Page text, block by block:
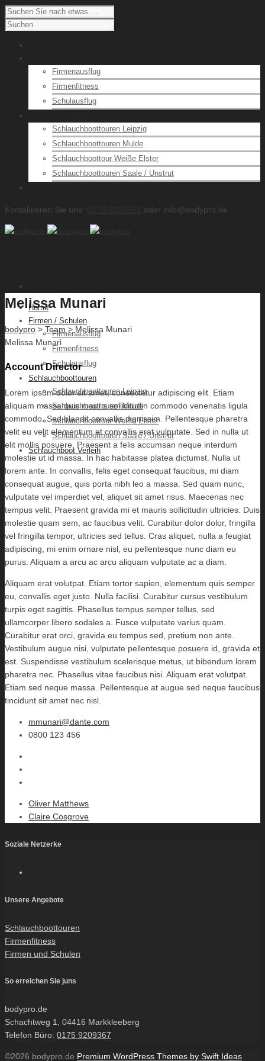
Firmenausflug
Firmenfitness
Schulausflug
Schlauchboottouren Leipzig
Schlauchboottouren Mulde
Schlauchboottour Weiße Elster
Schlauchboottouren Saale / Unstrut
Kontaktieren Sie uns: oder info@bodypro.de
Home
Firmen / Schulen
Firmenausflug
Firmenfitness
Schulausflug
Schlauchboottouren
Schlauchboottouren Leipzig
Schlauchboottouren Mulde
Schlauchboottour Weiße Elster
Schlauchboottouren Saale / Unstrut
Schlauchboot Verleih
Melissa Munari
bodypro > Team > Melissa Munari
Melissa Munari
Account Director
Lorem ipsum dolor sit amet, consectetur adipiscing elit. Etiam
aliquam massa quis mauris sollicitudin commodo venenatis ligula
commodo. Sed blandit convallis dignissim. Pellentesque pharetra
velit eu velit elementum et convallis erat vulputate. Sed in nulla ut
elit mollis posuere. Praesent a felis accumsan neque interdum
molestie ut id massa. In hac habitasse platea dictumst. Nulla ut
lorem ante. In convallis, felis eget consequat faucibus, mi diam
consequat augue, quis porta nibh leo a massa. Sed quam nunc,
vulputate vel imperdiet vel, aliquet sit amet risus. Maecenas nec
tempus velit. Praesent gravida mi et mauris sollicitudin ultricies. Duis
molestie quam sem, ac faucibus velit. Curabitur dolor dolor, fringilla
vel fringilla tempor, ultricies sed tellus. Cras aliquet, nulla a feugiat
adipiscing, mi enim ornare nisl, eu pellentesque nunc diam eu
purus. Aliquam a arcu ac arcu aliquam vulputate ac a diam.
Aliquam erat volutpat. Etiam tortor sapien, elementum quis semper
eu, convallis eget justo. Nulla facilisi. Curabitur cursus vestibulum
turpis eget sagittis. Phasellus tempus semper tellus, sed
ullamcorper libero sodales a. Fusce vulputate varius quam.
Curabitur erat orci, gravida eu tempus sed, pretium non ante.
Vestibulum augue nisi, vulputate pellentesque posuere id, gravida et
est. Suspendisse vestibulum scelerisque metus, ut bibendum lorem
pharetra nec. Phasellus vitae faucibus nisi. Aliquam erat volutpat.
Etiam sed neque massa. Pellentesque at augue sed neque faucibus
tincidunt sit amet nec nisl.
mmunari@dante.com
0800 123 456
Oliver Matthews
Claire Cosgrove
Soziale Netzerke
Unsere Angebote
Schlauchboottouren
Firmenfitness
Firmen und Schulen
So erreichen Sie juns
bodypro.de
Schachtweg 1, 04416 Markkleeberg
Telefon Büro: 0175 9209367
©2026 bodypro.de Premium WordPress Themes by Swift Ideas